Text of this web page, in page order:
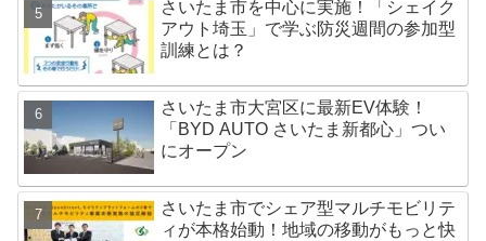
さいたま市を中心に実施！「シェイク
アウト埼玉」で学ぶ防災週間の参加型
訓練とは？
さいたま市大宮区に最新EV体験！
「BYD AUTO さいたま新都心」つい
にオープン
さいたま市でシェア型マルチモビリテ
ィが本格始動！地域の移動がもっと快